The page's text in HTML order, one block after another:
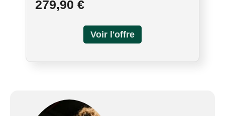
convient aux débutants comme aux confirmés
AJUSTEMENT PRÉCIS ET FLUIDE : Grâce à la
barre de pied réglable sur 4 niveaux et au
Avec son cadre en acier de 195 cm supportant
jusqu'à 120 kg, cette machine de pilates
279,90 €